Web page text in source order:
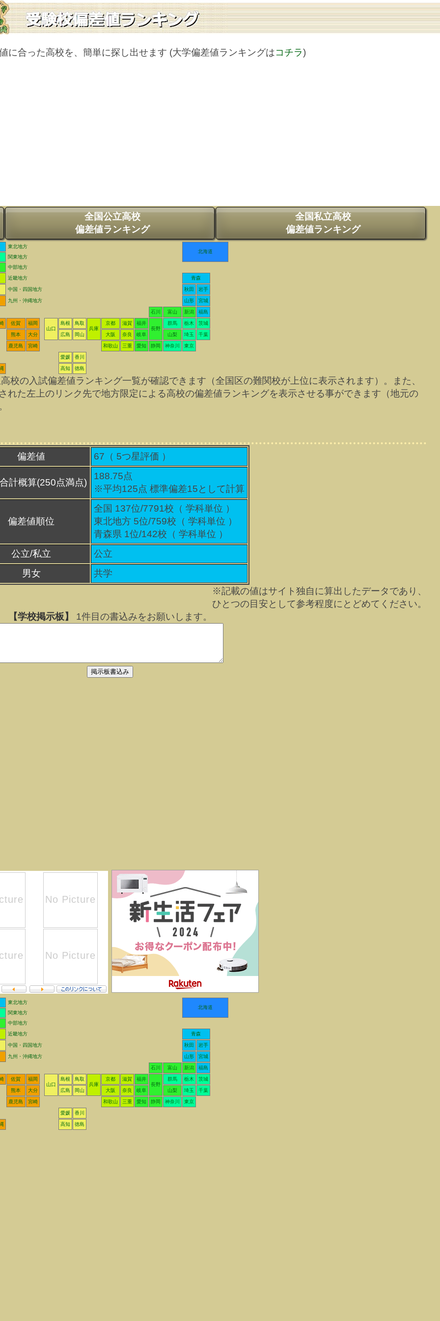
に合った高校を、簡単に探し出せます (大学偏差値ランキングはコチラ)
全国公立高校
偏差値ランキング
全国私立高校
偏差値ランキング
東北地方
北海道
関東地方
中部地方
近畿地方
青森
中国・四国地方 秋田 岩手
九州・沖縄地方 山形 宮城
石川 富山 新潟 福島
佐賀
福岡
山口
島根
鳥取
兵庫
京都 滋賀
福井
長野
群馬 栃木 茨城
熊本 大分 広島 岡山 大阪 奈良 岐阜 山梨 埼玉 千葉
鹿児島 宮崎 和歌山 三重 愛知 静岡 神奈川 東京
愛媛 香川
高知 徳島
の入試偏差値ランキング一覧が確認できます（全国区の難関校が上位に表示されます）。また、
れた左上のリンク先で地方限定による高校の偏差値ランキングを表示させる事ができます（地元の
偏差値 67（ 5つ星評価 ）
計概算(250点満点)
188.75点
※平均125点 標準偏差15として計算
偏差値順位
全国 137位/7791校（ 学科単位 ）
東北地方 5位/759校（ 学科単位 ）
青森県 1位/142校（ 学科単位 ）
公立/私立
公立
男女
共学
※記載の値はサイト独自に算出したデータであり、
ひとつの目安として参考程度にとどめてください。
【学校掲示板】
1件目の書込みをお願いします。
東北地方
北海道
関東地方
中部地方
近畿地方
青森
中国・四国地方 秋田 岩手
九州・沖縄地方 山形 宮城
石川 富山 新潟 福島
佐賀
福岡
山口
島根
鳥取
兵庫
京都 滋賀
福井
長野
群馬 栃木 茨城
熊本 大分 広島 岡山 大阪 奈良 岐阜 山梨 埼玉 千葉
鹿児島 宮崎 和歌山 三重 愛知 静岡 神奈川 東京
愛媛 香川
高知 徳島